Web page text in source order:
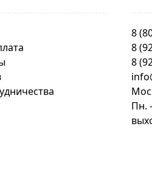
8
8
8
Пн.